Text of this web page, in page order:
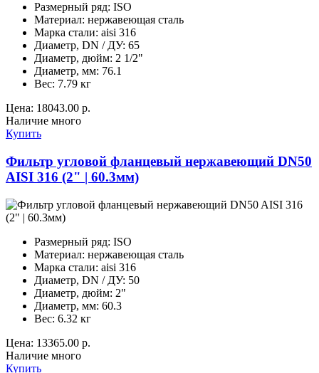
Размерный ряд: ISO
Материал: нержавеющая сталь
Марка стали: aisi 316
Диаметр, DN / ДУ: 65
Диаметр, дюйм: 2 1/2"
Диаметр, мм: 76.1
Вес: 7.79 кг
Цена: 18043.00 р.
Наличие много
Купить
Фильтр угловой фланцевый нержавеющий DN50
AISI 316 (2" | 60.3мм)
Размерный ряд: ISO
Материал: нержавеющая сталь
Марка стали: aisi 316
Диаметр, DN / ДУ: 50
Диаметр, дюйм: 2"
Диаметр, мм: 60.3
Вес: 6.32 кг
Цена: 13365.00 р.
Наличие много
Купить